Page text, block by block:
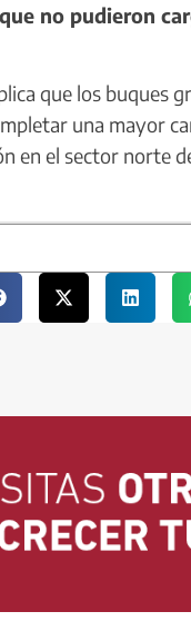
no pudieron
que los buques
una mayor
en el sector norte